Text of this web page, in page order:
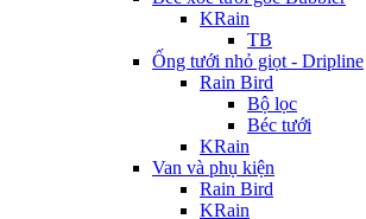
KRain
TB
Ống tưới nhỏ giọt - Dripline
Rain Bird
Bộ lọc
Béc tưới
KRain
Van và phụ kiện
Rain Bird
KRain